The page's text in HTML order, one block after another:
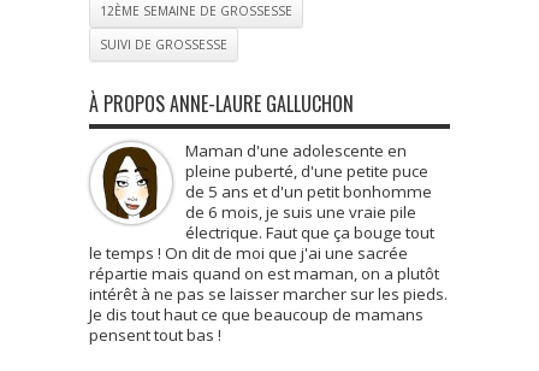
12ÈME SEMAINE DE GROSSESSE
SUIVI DE GROSSESSE
À PROPOS ANNE-LAURE GALLUCHON
Maman d'une adolescente en
pleine puberté, d'une petite puce
de 5 ans et d'un petit bonhomme
de 6 mois, je suis une vraie pile
électrique. Faut que ça bouge tout
le temps ! On dit de moi que j'ai une sacrée
répartie mais quand on est maman, on a plutôt
intérêt à ne pas se laisser marcher sur les pieds.
Je dis tout haut ce que beaucoup de mamans
pensent tout bas !